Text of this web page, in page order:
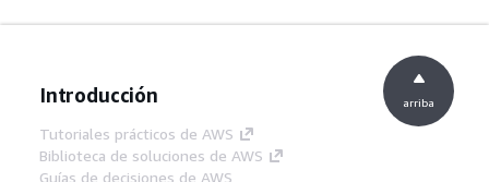
Introducción
Tutoriales prácticos de AWS
Biblioteca de soluciones de AWS
Guías de decisiones de AWS
arriba